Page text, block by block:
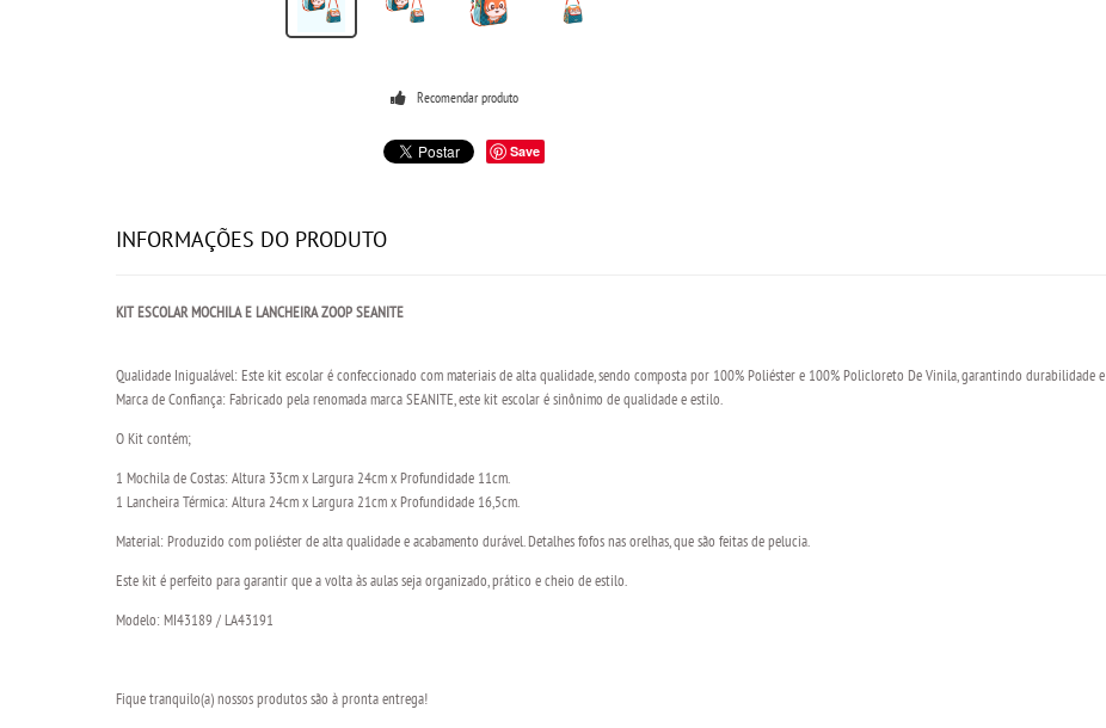
Recomendar produto
Save
INFORMAÇÕES DO PRODUTO
KIT ESCOLAR MOCHILA E LANCHEIRA ZOOP SEANITE
Qualidade Inigualável: Este kit escolar é confeccionado com materiais de alta qualidade, sendo composta por 100% Poliéster e 100% Policloreto De Vinila, garantindo durabilidade e
Marca de Confiança: Fabricado pela renomada marca SEANITE, este kit escolar é sinônimo de qualidade e estilo.
O Kit contém;
1 Mochila de Costas: Altura 33cm x Largura 24cm x Profundidade 11cm.
1 Lancheira Térmica: Altura 24cm x Largura 21cm x Profundidade 16,5cm.
Material: Produzido com poliéster de alta qualidade e acabamento durável. Detalhes fofos nas orelhas, que são feitas de pelucia.
Este kit é perfeito para garantir que a volta às aulas seja organizado, prático e cheio de estilo.
Modelo: MI43189 / LA43191
Fique tranquilo(a) nossos produtos são à pronta entrega!